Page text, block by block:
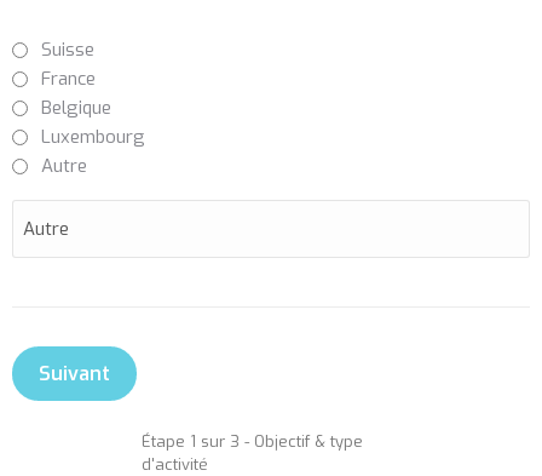
Étape 1 sur 3 - Objectif & type
d'activité
Suisse
France
Belgique
Luxembourg
Autre